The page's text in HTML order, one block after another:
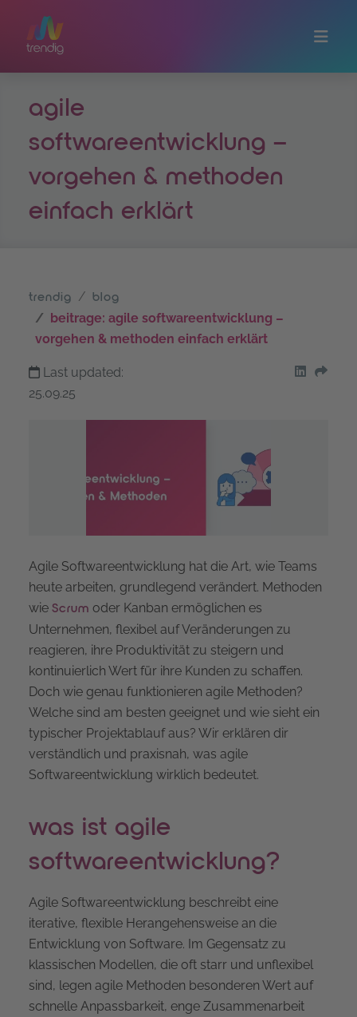
agile
softwareentwicklung –
vorgehen & methoden
einfach erklärt
trendig blog
beitrage: agile softwareentwicklung –
vorgehen & methoden einfach erklärt
Last updated:
25.09.25
share
Agile Softwareentwicklung hat die Art, wie Teams
heute arbeiten, grundlegend verändert. Methoden
wie Scrum oder Kanban ermöglichen es
Unternehmen, flexibel auf Veränderungen zu
reagieren, ihre Produktivität zu steigern und
kontinuierlich Wert für ihre Kunden zu schaffen.
Doch wie genau funktionieren agile Methoden?
Welche sind am besten geeignet und wie sieht ein
typischer Projektablauf aus? Wir erklären dir
verständlich und praxisnah, was agile
Softwareentwicklung wirklich bedeutet.
was ist agile
softwareentwicklung?
Agile Softwareentwicklung beschreibt eine
iterative, flexible Herangehensweise an die
Entwicklung von Software. Im Gegensatz zu
klassischen Modellen, die oft starr und unflexibel
sind, legen agile Methoden besonderen Wert auf
schnelle Anpassbarkeit, enge Zusammenarbeit